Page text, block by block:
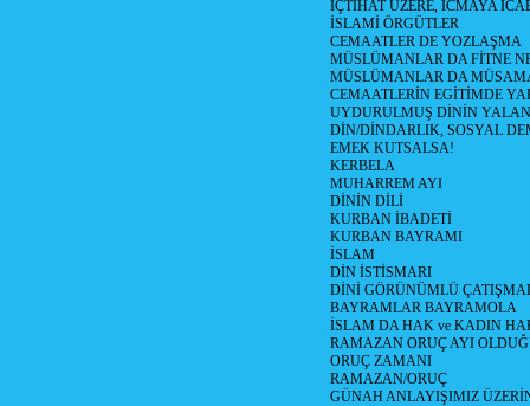
İÇTİHAT ÜZERE, İCMAYA
İSLAMİ ÖRGÜTLER
CEMAATLER DE YOZLAŞMA
MÜSLÜMANLAR DA FİTNE
MÜSLÜMANLAR DA
CEMAATLERİN EGİTİMDE
UYDURULMUŞ DİNİN
DİN/DİNDARLIK, SOSYAL
EMEK KUTSALSA!
KERBELA
MUHARREM AYI
DİNİN DİLİ
KURBAN İBADETİ
KURBAN BAYRAMI
İSLAM
DİN İSTİSMARI
DİNİ GÖRÜNÜMLÜ
BAYRAMLAR BAYRAMOLA
İSLAM DA HAK ve KADIN
RAMAZAN ORUÇ AYI
ORUÇ ZAMANI
RAMAZAN/ORUÇ
GÜNAH ANLAYIŞIMIZ